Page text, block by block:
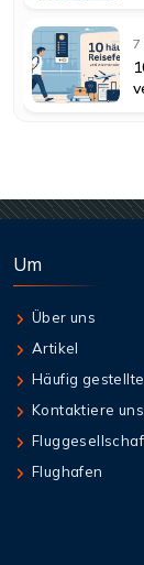
7
Um
Über uns
Artikel
Häufig
Kontaktiere uns
Flughafen